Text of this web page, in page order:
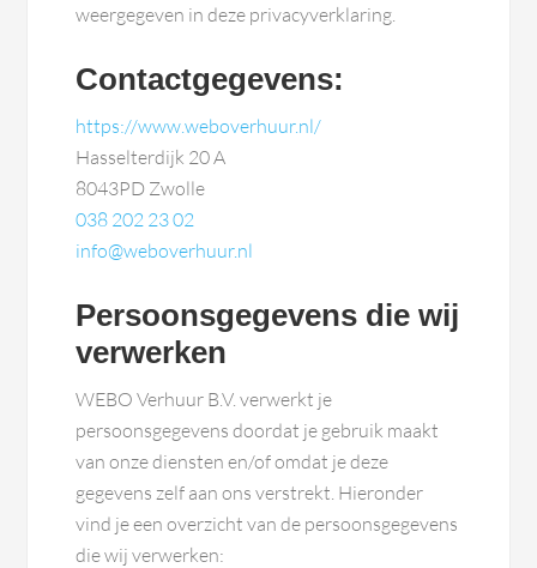
weergegeven in deze privacyverklaring.
Contactgegevens:
https://www.weboverhuur.nl/
Hasselterdijk 20 A
8043PD Zwolle
038 202 23 02
info@weboverhuur.nl
Persoonsgegevens die wij
verwerken
WEBO Verhuur B.V. verwerkt je
persoonsgegevens doordat je gebruik maakt
van onze diensten en/of omdat je deze
gegevens zelf aan ons verstrekt. Hieronder
vind je een overzicht van de persoonsgegevens
die wij verwerken: